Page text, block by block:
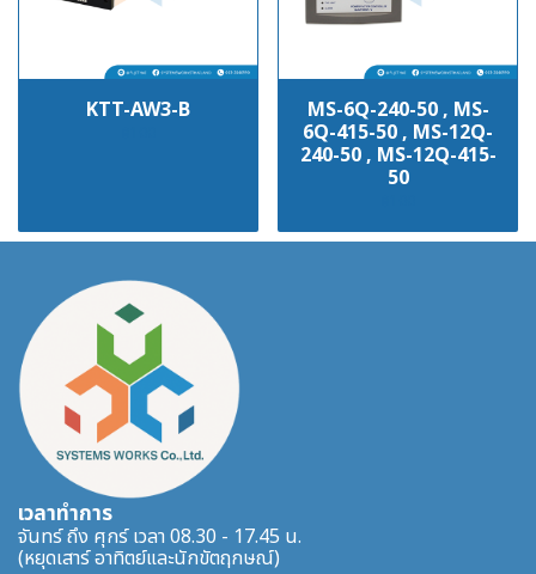
KTT-AW3-B MS-6Q-240-50 , MS-
6Q-415-50 , MS-12Q-
240-50 , MS-12Q-415-
50
เวลาทำการ
จันทร์ ถึง ศุกร์ เวลา 08.30 - 17.45 น.
(หยุดเสาร์ อาทิตย์และนักขัตฤกษณ์)